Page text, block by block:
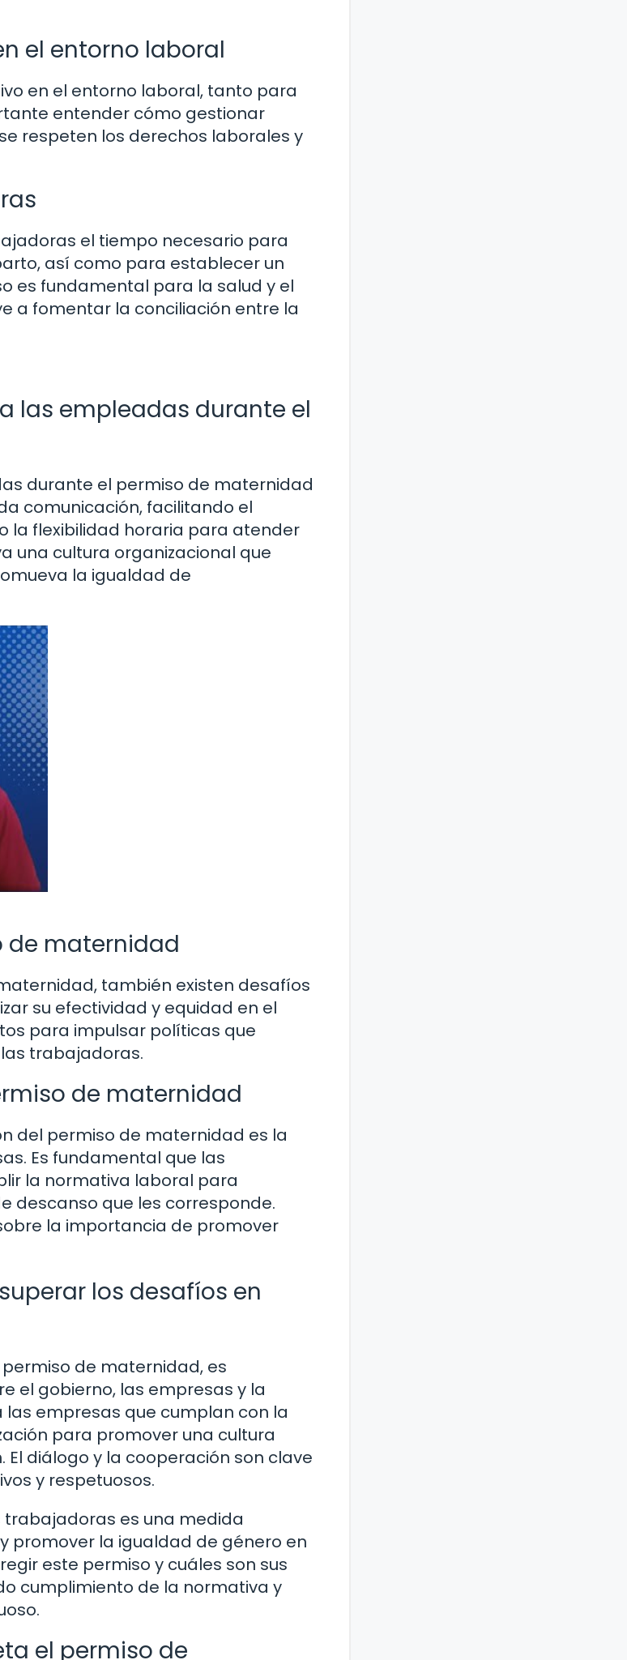
el entorno laboral
en el entorno laboral, tanto para
entender cómo gestionar
respeten los derechos laborales y
el tiempo necesario para
así como para establecer un
es fundamental para la salud y el
a fomentar la conciliación entre la
las empleadas durante el
durante el permiso de maternidad
comunicación, facilitando el
la flexibilidad horaria para atender
una cultura organizacional que
la igualdad de
de maternidad
también existen desafíos
su efectividad y equidad en el
para impulsar políticas que
trabajadoras.
de maternidad
del permiso de maternidad es la
Es fundamental que las
la normativa laboral para
descanso que les corresponde.
la importancia de promover
los desafíos en
de maternidad, es
el gobierno, las empresas y la
empresas que cumplan con la
para promover una cultura
diálogo y la cooperación son clave
y respetuosos.
trabajadoras es una medida
promover la igualdad de género en
este permiso y cuáles son sus
cumplimiento de la normativa y
el permiso de